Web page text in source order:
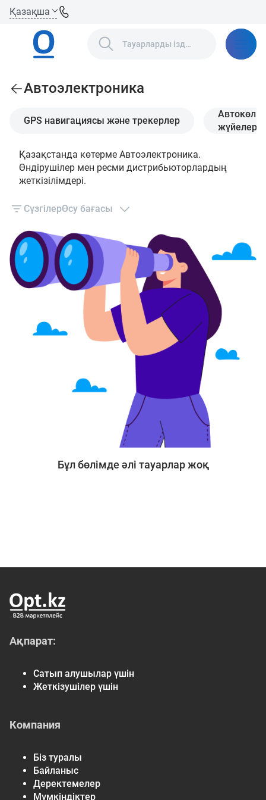
Қазақша
Автоэлектроника
GPS навигациясы және трекерлер
жүйелер
Қазақстанда көтерме Автоэлектроника.
Өндірушілер мен ресми дистрибьюторлардың
жеткізілімдері.
СүзгілерӨсу бағасы
Бұл бөлімде әлі тауарлар жоқ
Ақпарат:
Сатып алушылар үшін
Жеткізушілер үшін
Компания
Біз туралы
Байланыс
Деректемелер
Мүмкіндіктер